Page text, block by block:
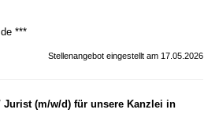
***
Stellenangebot eingestellt am 17.05.2026
(m/w/d) für unsere Kanzlei in